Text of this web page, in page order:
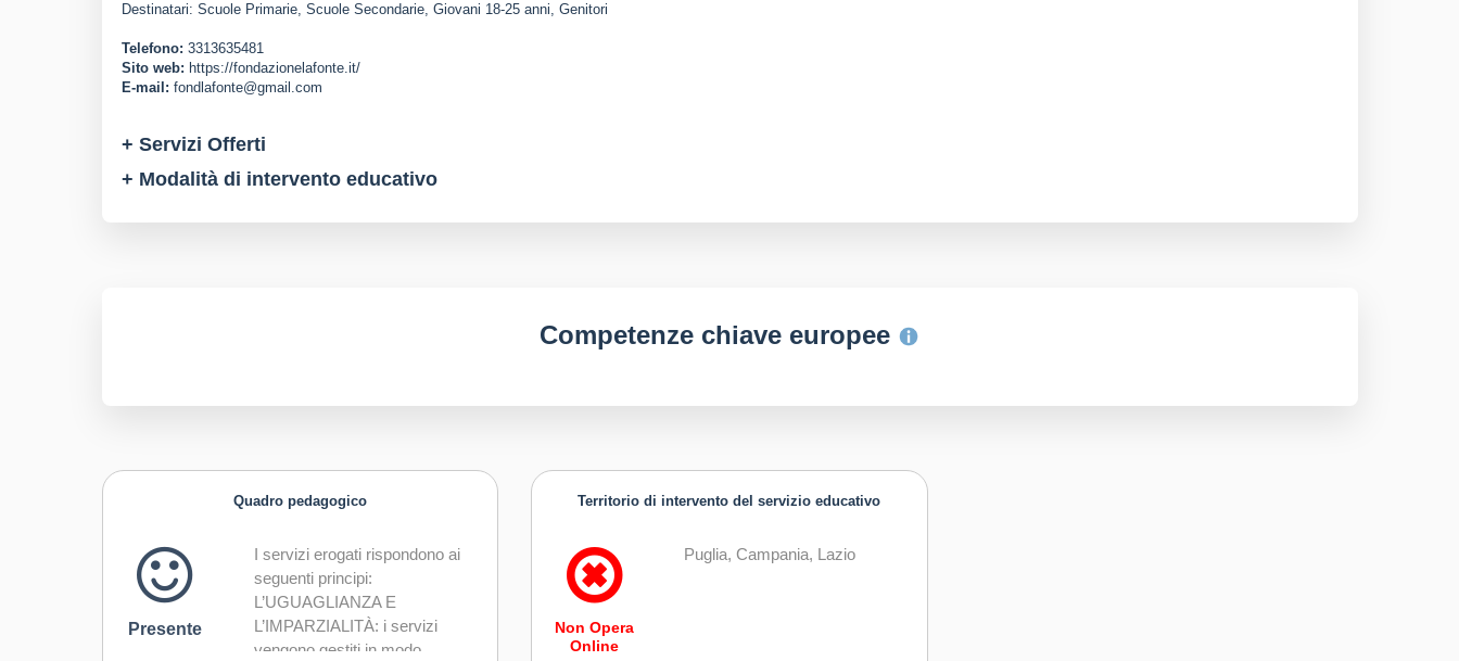
Destinatari: Scuole Primarie, Scuole Secondarie, Giovani 18-25 anni, Genitori
Telefono: 3313635481
Sito web: https://fondazionelafonte.it/
E-mail: fondlafonte@gmail.com
+ Servizi Offerti
+ Modalità di intervento educativo
Competenze chiave europee
Quadro pedagogico
Presente
I servizi erogati rispondono ai
seguenti principi:
L’UGUAGLIANZA E
L’IMPARZIALITÀ: i servizi
vengono gestiti in modo
Territorio di intervento del servizio educativo
Non Opera
Online
Puglia, Campania, Lazio